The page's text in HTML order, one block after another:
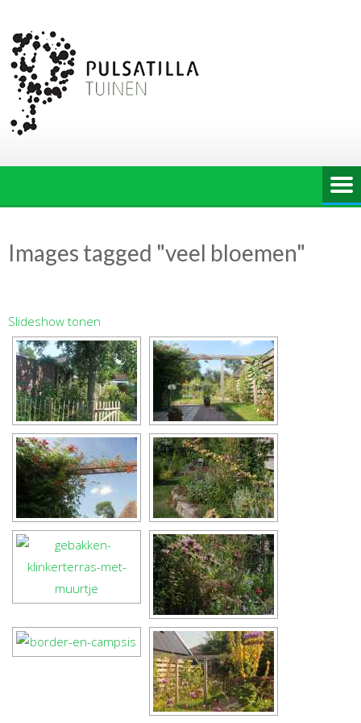
naar
de
inhoud
Images tagged "veel bloemen"
Slideshow tonen